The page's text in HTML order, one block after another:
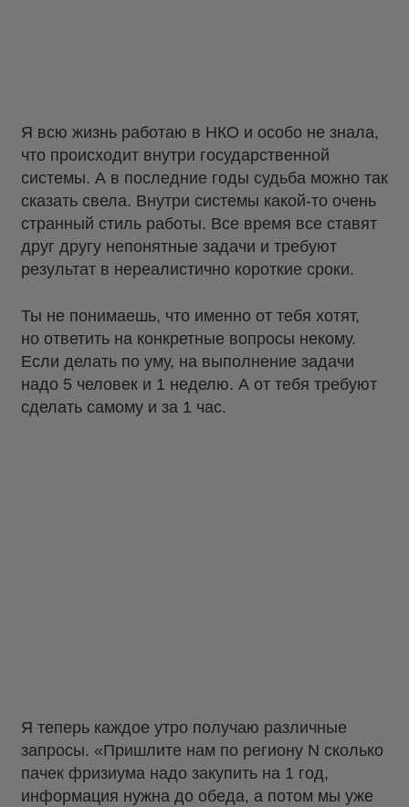
Я всю жизнь работаю в НКО и особо не знала,
что происходит внутри государственной
системы. А в последние годы судьба можно так
сказать свела. Внутри системы какой-то очень
странный стиль работы. Все время все ставят
друг другу непонятные задачи и требуют
результат в нереалистично короткие сроки.
Ты не понимаешь, что именно от тебя хотят,
но ответить на конкретные вопросы некому.
Если делать по уму, на выполнение задачи
надо 5 человек и 1 неделю. А от тебя требуют
сделать самому и за 1 час.
Я теперь каждое утро получаю различные
запросы. «Пришлите нам по региону N сколько
пачек фризиума надо закупить на 1 год,
информация нужна до обеда, а потом мы уже